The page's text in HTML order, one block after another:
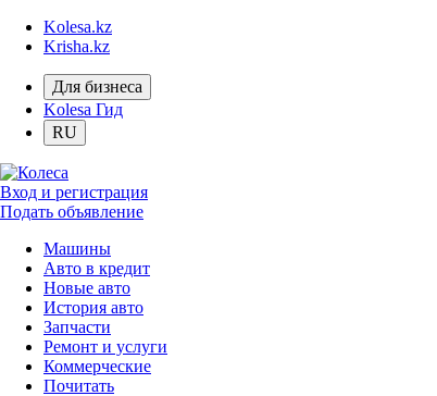
Kolesa.kz
Krisha.kz
Для бизнеса
Kolesa Гид
RU
Вход и регистрация
Подать объявление
Машины
Авто в кредит
Новые авто
История авто
Запчасти
Ремонт и услуги
Коммерческие
Почитать